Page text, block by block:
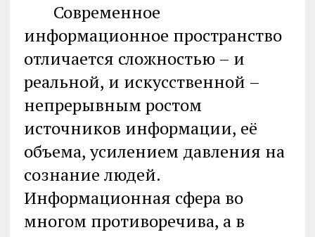
Современное
информационное пространство
отличается сложностью – и
реальной, и искусственной –
непрерывным ростом
источников информации, её
объема, усилением давления на
сознание людей.
Информационная сфера во
многом противоречива, а в